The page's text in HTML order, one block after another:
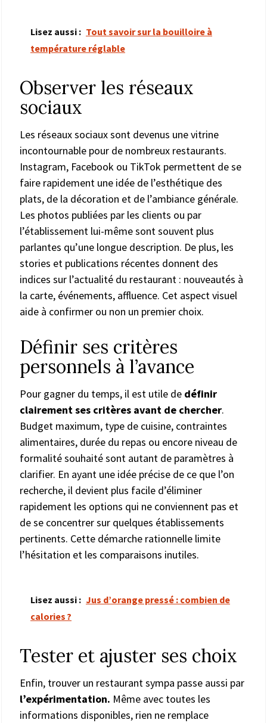
Lisez aussi : Tout savoir sur la bouilloire à
température réglable
Observer les réseaux
sociaux
Les réseaux sociaux sont devenus une vitrine
incontournable pour de nombreux restaurants.
Instagram, Facebook ou TikTok permettent de se
faire rapidement une idée de l’esthétique des
plats, de la décoration et de l’ambiance générale.
Les photos publiées par les clients ou par
l’établissement lui-même sont souvent plus
parlantes qu’une longue description. De plus, les
stories et publications récentes donnent des
indices sur l’actualité du restaurant : nouveautés à
la carte, événements, affluence. Cet aspect visuel
aide à confirmer ou non un premier choix.
Définir ses critères
personnels à l’avance
Pour gagner du temps, il est utile de définir
clairement ses critères avant de chercher.
Budget maximum, type de cuisine, contraintes
alimentaires, durée du repas ou encore niveau de
formalité souhaité sont autant de paramètres à
clarifier. En ayant une idée précise de ce que l’on
recherche, il devient plus facile d’éliminer
rapidement les options qui ne conviennent pas et
de se concentrer sur quelques établissements
pertinents. Cette démarche rationnelle limite
l’hésitation et les comparaisons inutiles.
Lisez aussi : Jus d’orange pressé : combien de
calories ?
Tester et ajuster ses choix
Enfin, trouver un restaurant sympa passe aussi par
l’expérimentation. Même avec toutes les
informations disponibles, rien ne remplace